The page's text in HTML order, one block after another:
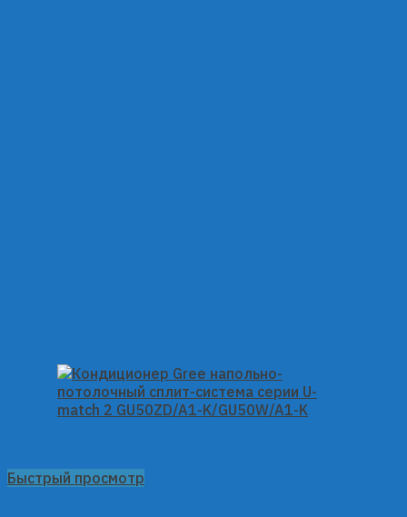
Быстрый просмотр